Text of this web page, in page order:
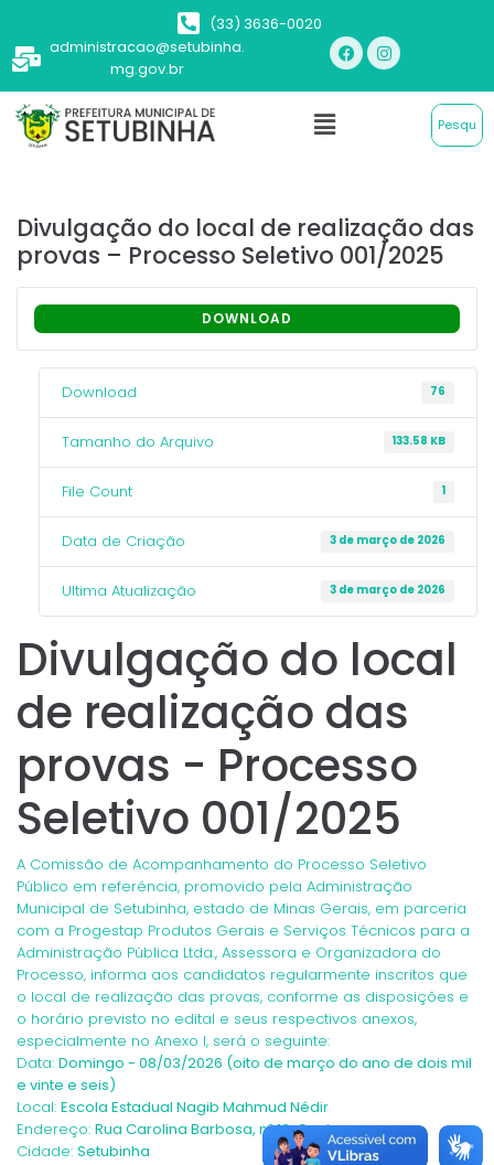
(33) 3636-0020
administracao@setubinha.
mg.gov.br
Divulgação do local de realização das
provas – Processo Seletivo 001/2025
DOWNLOAD
Download 76
Tamanho do Arquivo 133.58 KB
File Count 1
Data de Criação 3 de março de 2026
Ultima Atualização 3 de março de 2026
Divulgação do local
de realização das
provas - Processo
Seletivo 001/2025
A Comissão de Acompanhamento do Processo Seletivo
Público em referência, promovido pela Administração
Municipal de Setubinha, estado de Minas Gerais, em parceria
com a Progestap Produtos Gerais e Serviços Técnicos para a
Administração Pública Ltda., Assessora e Organizadora do
Processo, informa aos candidatos regularmente inscritos que
o local de realização das provas, conforme as disposições e
o horário previsto no edital e seus respectivos anexos,
especialmente no Anexo I, será o seguinte:
Data: Domingo - 08/03/2026 (oito de março do ano de dois mil
e vinte e seis)
Local: Escola Estadual Nagib Mahmud Nédir
Endereço: Rua Carolina Barbosa, nº 13, Centro.
Cidade: Setubinha